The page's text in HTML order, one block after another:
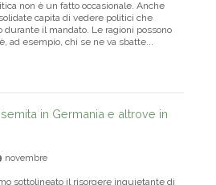
non è un fatto occasionale. Anche
capita di vedere politici che
il mandato. Le ragioni possono
ad esempio, chi se ne va sbatte...
in Germania e altrove in
novembre
sottolineato il risorgere inquietante di